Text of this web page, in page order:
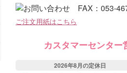
ご注文用紙はこちら
カスタマーセンター
2026年8月の定休日